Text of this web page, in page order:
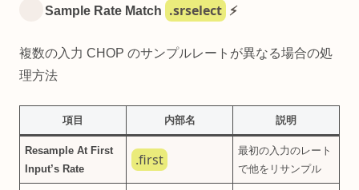
Sample Rate Match .srselect ⚡
複数の入力 CHOP のサンプルレートが異なる場合の処
理方法
項目 内部名 説明
Resample At First
Input’s Rate
.first
最初の入力のレート
で他をリサンプル